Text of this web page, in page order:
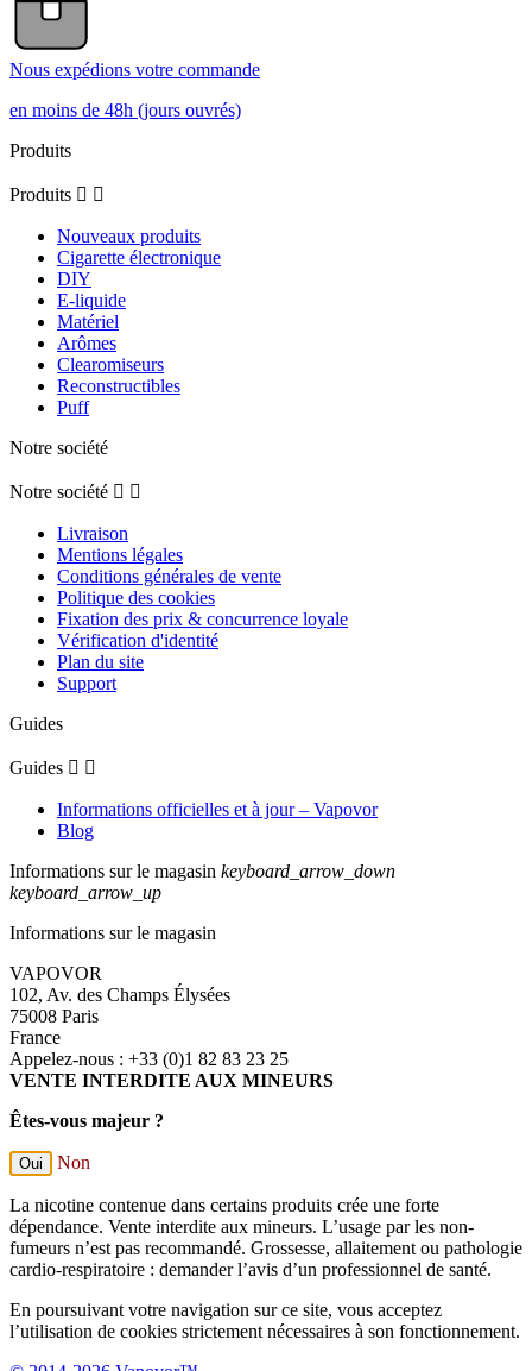
Nous expédions votre commande
en moins de 48h (jours ouvrés)
Produits
Produits  
Nouveaux produits
Cigarette électronique
DIY
E-liquide
Matériel
Arômes
Clearomiseurs
Reconstructibles
Puff
Notre société
Notre société  
Livraison
Mentions légales
Conditions générales de vente
Politique des cookies
Fixation des prix & concurrence loyale
Vérification d'identité
Plan du site
Support
Guides
Guides  
Informations officielles et à jour – Vapovor
Blog
Informations sur le magasin keyboard_arrow_down
keyboard_arrow_up
Informations sur le magasin
VAPOVOR
102, Av. des Champs Élysées
75008 Paris
France
Appelez-nous : +33 (0)1 82 83 23 25
VENTE INTERDITE AUX MINEURS
Êtes-vous majeur ?
Oui Non
La nicotine contenue dans certains produits crée une forte
dépendance. Vente interdite aux mineurs. L’usage par les non-
fumeurs n’est pas recommandé. Grossesse, allaitement ou pathologie
cardio-respiratoire : demander l’avis d’un professionnel de santé.
En poursuivant votre navigation sur ce site, vous acceptez
l’utilisation de cookies strictement nécessaires à son fonctionnement.